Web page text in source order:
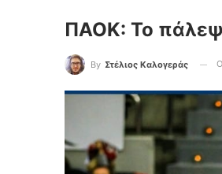
ΠΑΟΚ: Το
By Στέλιος Καλογεράς